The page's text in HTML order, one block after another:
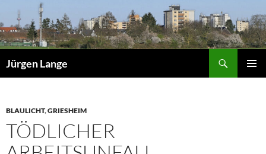
Inhalt
springen
Jürgen Lange
BLAULICHT,GRIESHEIM
TÖDLICHER